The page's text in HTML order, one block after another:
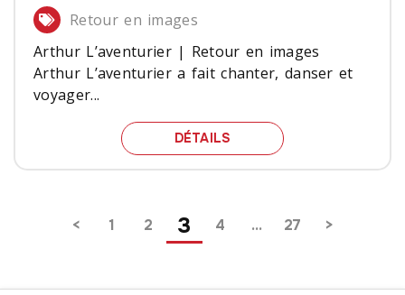
Retour en images
Arthur L’aventurier | Retour en images
Arthur L’aventurier a fait chanter, danser et
voyager...
DÉTAILS ARTHUR L’AVENTURIER
Pagination 1 2 3 4 … 27